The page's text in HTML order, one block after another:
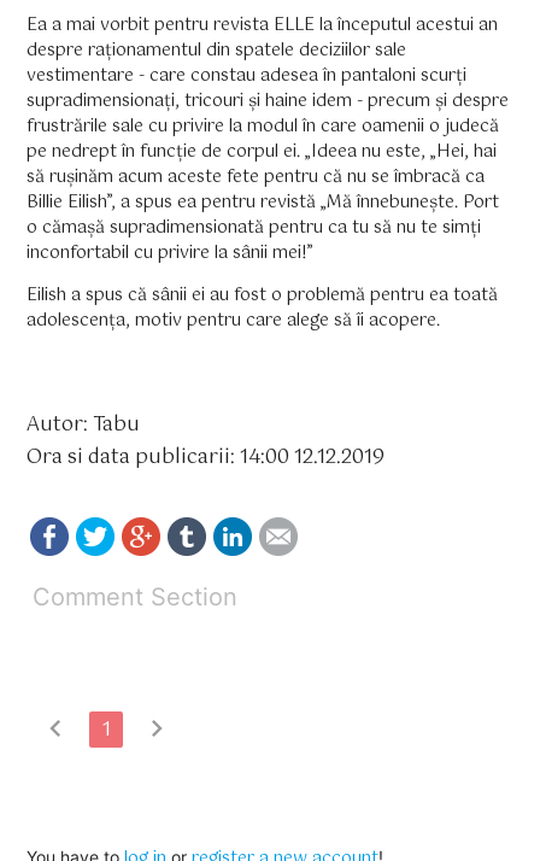
Ea a mai vorbit pentru revista ELLE la începutul acestui an
despre raționamentul din spatele deciziilor sale
vestimentare - care constau adesea în pantaloni scurți
supradimensionați, tricouri și haine idem - precum și despre
frustrările sale cu privire la modul în care oamenii o judecă
pe nedrept în funcție de corpul ei. „Ideea nu este, „Hei, hai
să rușinăm acum aceste fete pentru că nu se îmbracă ca
Billie Eilish”, a spus ea pentru revistă „Mă înnebunește. Port
o cămașă supradimensionată pentru ca tu să nu te simți
inconfortabil cu privire la sânii mei!”
Eilish a spus că sânii ei au fost o problemă pentru ea toată
adolescența, motiv pentru care alege să îi acopere.
Autor: Tabu
Ora si data publicarii: 14:00 12.12.2019
Comment Section
chevron_left 1 chevron_right
You have to or !